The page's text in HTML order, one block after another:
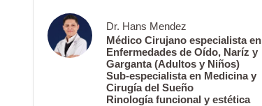
Dr. Hans Mendez
Médico Cirujano especialista en
Enfermedades de Oído, Naríz y
Garganta (Adultos y Niños)
Sub-especialista en Medicina y
Cirugía del Sueño
Rinología funcional y estética